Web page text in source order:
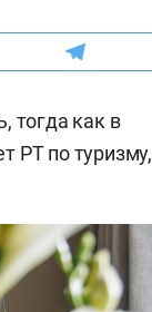
тогда как в
РТ по туризму,